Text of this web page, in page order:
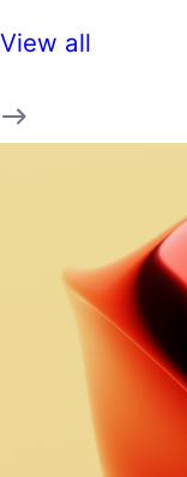
View all